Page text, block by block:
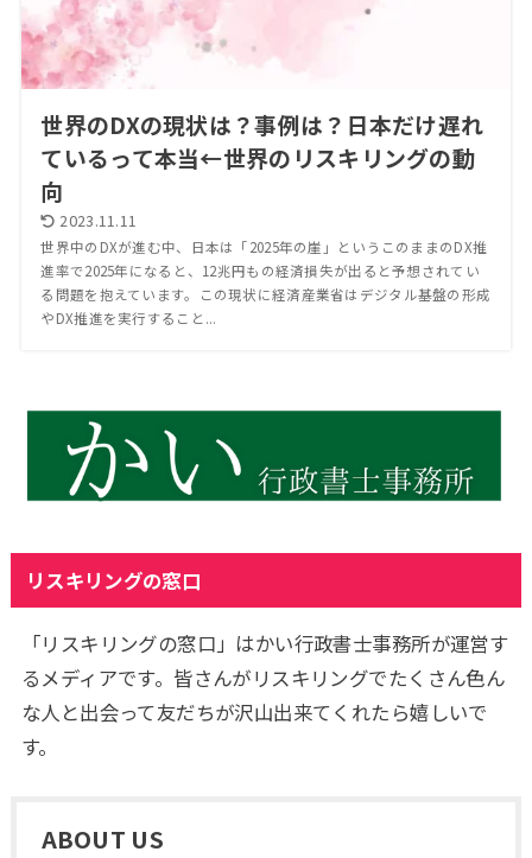
世界のDXの現状は？事例は？日本だけ遅れ
ているって本当←世界のリスキリングの動
向
2023.11.11
世界中のDXが進む中、日本は「2025年の崖」というこのままのDX推
進率で2025年になると、12兆円もの経済損失が出ると予想されてい
る問題を抱えています。この現状に経済産業省はデジタル基盤の形成
やDX推進を実行すること...
リスキリングの窓口
「リスキリングの窓口」はかい行政書士事務所が運営す
るメディアです。皆さんがリスキリングでたくさん色ん
な人と出会って友だちが沢山出来てくれたら嬉しいで
す。
ABOUT US